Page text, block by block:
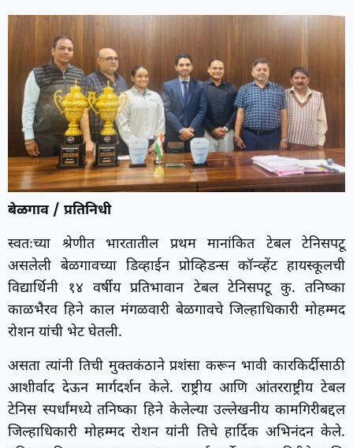
बेळगाव / प्रतिनिधी
स्वतःच्या श्रेणीत भारतातील प्रथम मानांकित टेबल टेनिसपटू
असलेली बेळगावच्या डिव्हाईन प्रोव्हिडन्स कॉन्व्हेंट हायस्कूलची
विद्यार्थिनी १४ वर्षीय प्रतिभावान टेबल टेनिसपटू कु. तनिष्का
काळभैरव हिने काल मंगळवारी बेळगावचे जिल्हाधिकारी मोहम्मद
रोशन यांची भेट घेतली.
असता त्यांनी तिची मुक्तकंठाने प्रशंसा करून भावी कारकिर्दीसाठी
आशीर्वाद देऊन मार्गदर्शन केले. राष्ट्रीय आणि आंतरराष्ट्रीय टेबल
टेनिस स्पर्धांमध्ये तनिष्का हिने केलेल्या उल्लेखनीय कामगिरीबद्दल
जिल्हाधिकारी मोहम्मद रोशन यांनी तिचे हार्दिक अभिनंदन केले.